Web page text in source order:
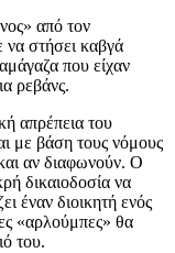
από τον
στήσει καβγά
που είχαν
ρεβάνς.
απρέπεια του
με βάση τους νόμους
αν διαφωνούν. Ο
δικαιοδοσία να
έναν διοικητή ενός
«αρλούμπες» θα
του.